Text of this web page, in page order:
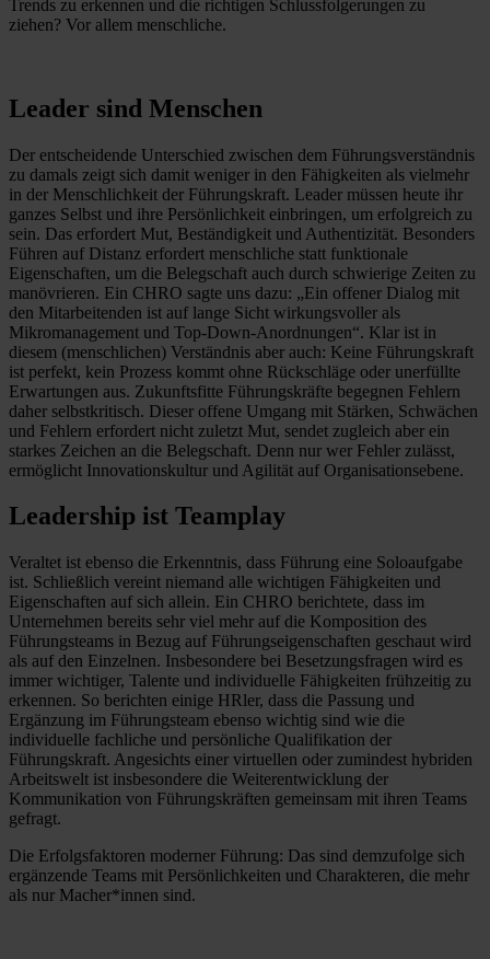
Trends zu erkennen und die richtigen Schlussfolgerungen zu
ziehen? Vor allem menschliche.
Leader sind Menschen
Der entscheidende Unterschied zwischen dem Führungsverständnis
zu damals zeigt sich damit weniger in den Fähigkeiten als vielmehr
in der Menschlichkeit der Führungskraft. Leader müssen heute ihr
ganzes Selbst und ihre Persönlichkeit einbringen, um erfolgreich zu
sein. Das erfordert Mut, Beständigkeit und Authentizität. Besonders
Führen auf Distanz erfordert menschliche statt funktionale
Eigenschaften, um die Belegschaft auch durch schwierige Zeiten zu
manövrieren. Ein CHRO sagte uns dazu: „Ein offener Dialog mit
den Mitarbeitenden ist auf lange Sicht wirkungsvoller als
Mikromanagement und Top-Down-Anordnungen“. Klar ist in
diesem (menschlichen) Verständnis aber auch: Keine Führungskraft
ist perfekt, kein Prozess kommt ohne Rückschläge oder unerfüllte
Erwartungen aus. Zukunftsfitte Führungskräfte begegnen Fehlern
daher selbstkritisch. Dieser offene Umgang mit Stärken, Schwächen
und Fehlern erfordert nicht zuletzt Mut, sendet zugleich aber ein
starkes Zeichen an die Belegschaft. Denn nur wer Fehler zulässt,
ermöglicht Innovationskultur und Agilität auf Organisationsebene.
Leadership ist Teamplay
Veraltet ist ebenso die Erkenntnis, dass Führung eine Soloaufgabe
ist. Schließlich vereint niemand alle wichtigen Fähigkeiten und
Eigenschaften auf sich allein. Ein CHRO berichtete, dass im
Unternehmen bereits sehr viel mehr auf die Komposition des
Führungsteams in Bezug auf Führungseigenschaften geschaut wird
als auf den Einzelnen. Insbesondere bei Besetzungsfragen wird es
immer wichtiger, Talente und individuelle Fähigkeiten frühzeitig zu
erkennen. So berichten einige HRler, dass die Passung und
Ergänzung im Führungsteam ebenso wichtig sind wie die
individuelle fachliche und persönliche Qualifikation der
Führungskraft. Angesichts einer virtuellen oder zumindest hybriden
Arbeitswelt ist insbesondere die Weiterentwicklung der
Kommunikation von Führungskräften gemeinsam mit ihren Teams
gefragt.
Die Erfolgsfaktoren moderner Führung: Das sind demzufolge sich
ergänzende Teams mit Persönlichkeiten und Charakteren, die mehr
als nur Macher*innen sind.